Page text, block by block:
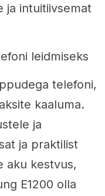
ja intuitiivsemat
leidmiseks
telefoni,
kaaluma.
ja
ja praktilist
aku kestvus,
E1200 olla